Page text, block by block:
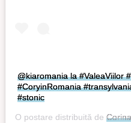
@kiaromania la #ValeaViilor
#CoryinRomania
#stonic
O postare distribuită de